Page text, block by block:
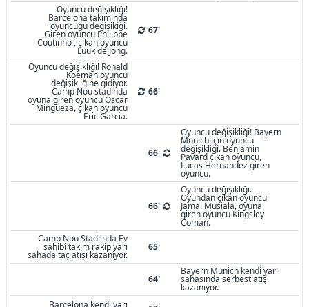
Oyuncu değişikliği!
Barcelona takımında
oyuncuğu değişikiği.
Giren oyuncu Philippe
Coutinho , çıkan oyuncu
Luuk de Jong.
67'
Oyuncu değişikliği! Ronald
Koeman oyuncu
değişikliğine gidiyor.
Camp Nou stadında
oyuna giren oyuncu Oscar
Mingueza, çıkan oyuncu
Eric Garcia.
66'
66'
Oyuncu değişikliği! Bayern
Munich için oyuncu
değişikliği. Benjamin
Pavard çıkan oyuncu,
Lucas Hernandez giren
oyuncu.
66'
Oyuncu değişikliği.
Oyundan çıkan oyuncu
Jamal Musiala, oyuna
giren oyuncu Kingsley
Coman.
Camp Nou Stadı'nda Ev
sahibi takım rakip yarı
sahada taç atışı kazanıyor.
65'
64'
Bayern Munich kendi yarı
sahasında serbest atış
kazanıyor.
Barcelona kendi yarı